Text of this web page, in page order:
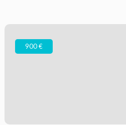
900 €